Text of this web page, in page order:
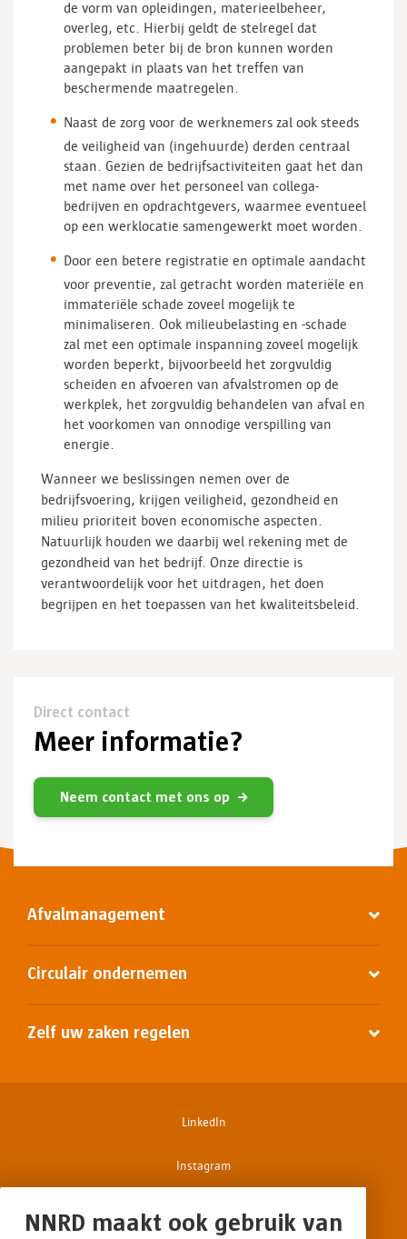
de vorm van opleidingen, materieelbeheer,
overleg, etc. Hierbij geldt de stelregel dat
problemen beter bij de bron kunnen worden
aangepakt in plaats van het treffen van
beschermende maatregelen.
Naast de zorg voor de werknemers zal ook steeds
de veiligheid van (ingehuurde) derden centraal
staan. Gezien de bedrijfsactiviteiten gaat het dan
met name over het personeel van collega-
bedrijven en opdrachtgevers, waarmee eventueel
op een werklocatie samengewerkt moet worden.
Door een betere registratie en optimale aandacht
voor preventie, zal getracht worden materiële en
immateriële schade zoveel mogelijk te
minimaliseren. Ook milieubelasting en -schade
zal met een optimale inspanning zoveel mogelijk
worden beperkt, bijvoorbeeld het zorgvuldig
scheiden en afvoeren van afvalstromen op de
werkplek, het zorgvuldig behandelen van afval en
het voorkomen van onnodige verspilling van
energie.
Wanneer we beslissingen nemen over de
bedrijfsvoering, krijgen veiligheid, gezondheid en
milieu prioriteit boven economische aspecten.
Natuurlijk houden we daarbij wel rekening met de
gezondheid van het bedrijf. Onze directie is
verantwoordelijk voor het uitdragen, het doen
begrijpen en het toepassen van het kwaliteitsbeleid.
Direct contact
Meer informatie?
Neem contact met ons op
Afvalmanagement
Circulair ondernemen
Zelf uw zaken regelen
LinkedIn
Instagram
Facebook
NNRD maakt ook gebruik van